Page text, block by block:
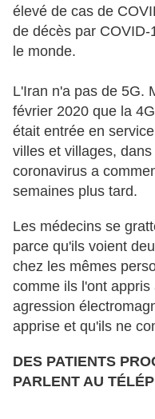
élevé de cas de
de décès par
le monde.
L'Iran n'a pas de 5G.
février 2020 que la
était entrée en
villes et villages,
coronavirus a
semaines plus tard.
Les médecins se
parce qu'ils voient
chez les mêmes
comme ils l'ont
agression
apprise et qu'ils ne
DES PATIENTS
PARLENT AU